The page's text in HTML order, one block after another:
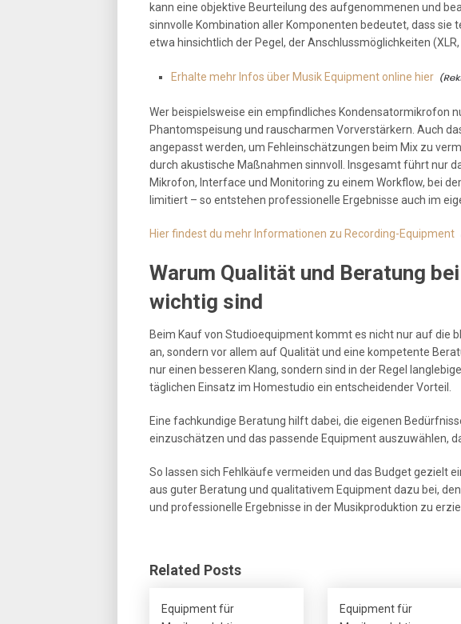
kann eine objektive Beurteilung des aufgenommenen und
sinnvolle Kombination aller Komponenten bedeutet, dass sie
etwa hinsichtlich der Pegel, der Anschlussmöglichkeiten (XLR,
Erhalte mehr Infos über Musik Equipment online hier
Wer beispielsweise ein empfindliches Kondensatormikrofon
Phantomspeisung und rauscharmen Vorverstärkern. Auch
angepasst werden, um Fehleinschätzungen beim Mix zu
durch akustische Maßnahmen sinnvoll. Insgesamt führt nur
Mikrofon, Interface und Monitoring zu einem Workflow, bei
limitiert – so entstehen professionelle Ergebnisse auch im
Hier findest du mehr Informationen zu Recording-Equipment
Warum Qualität und Beratung
wichtig sind
Beim Kauf von Studioequipment kommt es nicht nur auf die
an, sondern vor allem auf Qualität und eine kompetente
nur einen besseren Klang, sondern sind in der Regel
täglichen Einsatz im Homestudio ein entscheidender Vorteil.
Eine fachkundige Beratung hilft dabei, die eigenen
einzuschätzen und das passende Equipment auszuwählen,
So lassen sich Fehlkäufe vermeiden und das Budget gezielt
aus guter Beratung und qualitativem Equipment dazu bei,
und professionelle Ergebnisse in der Musikproduktion zu
Related Posts
Equipment für
Equipment für